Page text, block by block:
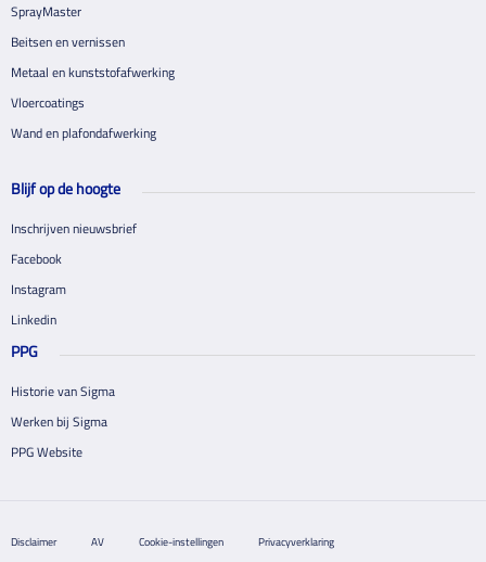
SprayMaster
Beitsen en vernissen
Metaal en kunststofafwerking
Vloercoatings
Wand en plafondafwerking
Blijf op de hoogte
Inschrijven nieuwsbrief
Facebook
Instagram
Linkedin
PPG
Historie van Sigma
Werken bij Sigma
PPG Website
Disclaimer AV Cookie-instellingen Privacyverklaring